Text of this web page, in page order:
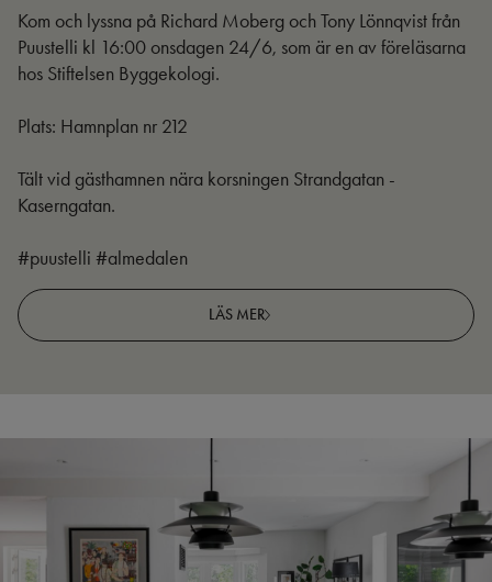
Kom och lyssna på Richard Moberg och Tony Lönnqvist från
Puustelli kl 16:00 onsdagen 24/6, som är en av föreläsarna
hos Stiftelsen Byggekologi.
Plats: Hamnplan nr 212
Tält vid gästhamnen nära korsningen Strandgatan -
Kaserngatan.
#puustelli #almedalen
LÄS MER